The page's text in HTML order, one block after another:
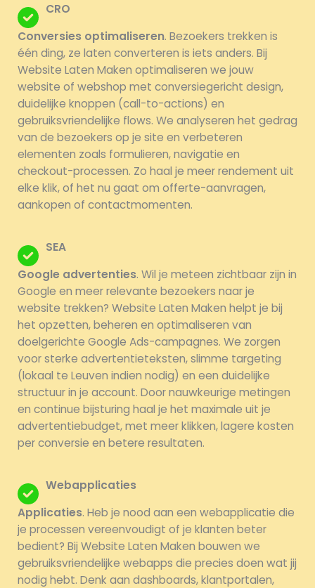
CRO
Conversies optimaliseren. Bezoekers trekken is
één ding, ze laten converteren is iets anders. Bij
Website Laten Maken optimaliseren we jouw
website of webshop met conversiegericht design,
duidelijke knoppen (call-to-actions) en
gebruiksvriendelijke flows. We analyseren het gedrag
van de bezoekers op je site en verbeteren
elementen zoals formulieren, navigatie en
checkout-processen. Zo haal je meer rendement uit
elke klik, of het nu gaat om offerte-aanvragen,
aankopen of contactmomenten.
SEA
Google advertenties. Wil je meteen zichtbaar zijn in
Google en meer relevante bezoekers naar je
website trekken? Website Laten Maken helpt je bij
het opzetten, beheren en optimaliseren van
doelgerichte Google Ads-campagnes. We zorgen
voor sterke advertentieteksten, slimme targeting
(lokaal te Leuven indien nodig) en een duidelijke
structuur in je account. Door nauwkeurige metingen
en continue bijsturing haal je het maximale uit je
advertentiebudget, met meer klikken, lagere kosten
per conversie en betere resultaten.
Webapplicaties
Applicaties. Heb je nood aan een webapplicatie die
je processen vereenvoudigt of je klanten beter
bedient? Bij Website Laten Maken bouwen we
gebruiksvriendelijke webapps die precies doen wat jij
nodig hebt. Denk aan dashboards, klantportalen,